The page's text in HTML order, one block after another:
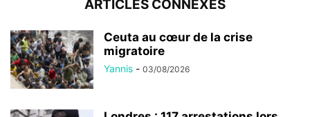
ARTICLES CONNEXES
Ceuta au cœur de la crise
migratoire
Yannis - 03/08/2026